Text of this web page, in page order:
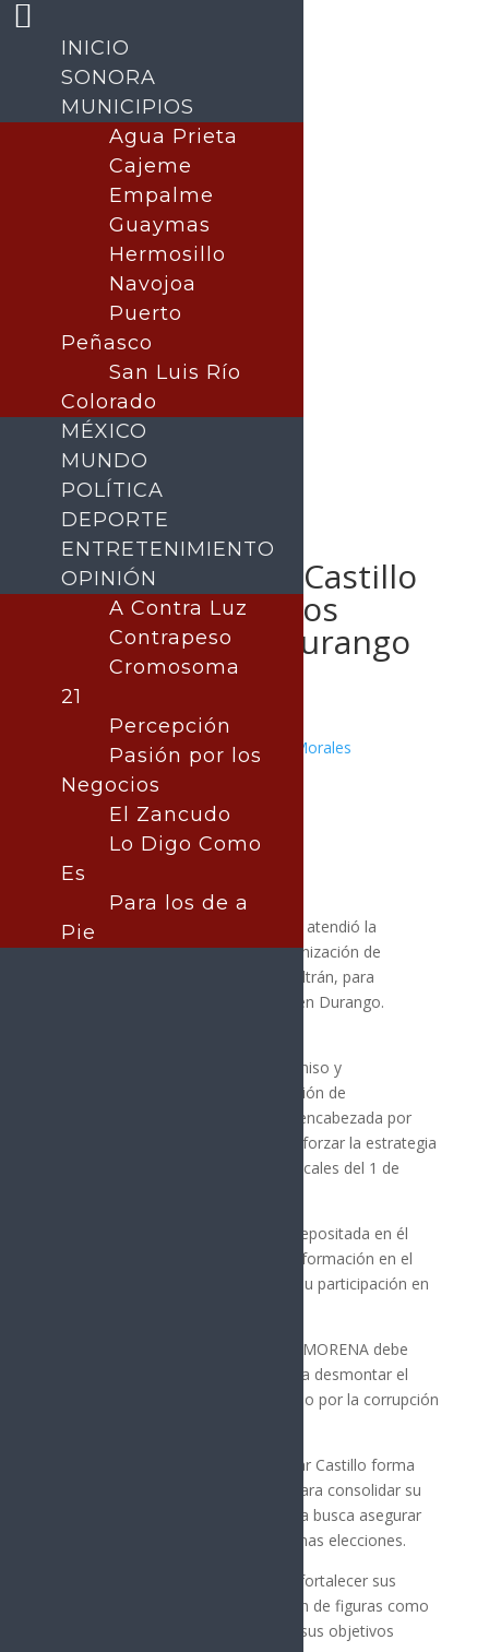
Buscar
Senador Aguilar Castillo
se suma a trabajos
electorales en Durango
Publicado por: Juan Antonio Pérez Morales
POLÍTICA
9 mayo, 2025
El senador Heriberto Aguilar Castillo atendió la
convocatoria del secretario de organización de
MORENA, Andrés Manuel López Beltrán, para
participar en la contienda electoral en Durango.
Aguilar Castillo expresó su compromiso y
responsabilidad al unirse a una reunión de
organización en Durango. Esta fue encabezada por
López Beltrán, con el objetivo de reforzar la estrategia
territorial de cara a las elecciones locales del 1 de
El senador agradeció la confianza depositada en él
para contribuir al avance de la transformación en el
estado. Destacó la importancia de su participación en
Según Aguilar Castillo, en Durango, MORENA debe
reafirmar sus triunfos y trabajar para desmontar el
viejo régimen prianista, caracterizado por la corrupción
La reunión en la que participó Aguilar Castillo forma
parte de los esfuerzos del partido para consolidar su
presencia en el estado. La estrategia busca asegurar
un resultado favorable en las próximas elecciones.
MORENA ha estado trabajando en fortalecer sus
estructuras locales, y la participación de figuras como
Aguilar Castillo es clave para lograr sus objetivos
INICIO
SONORA
MUNICIPIOS
Agua Prieta
Cajeme
Empalme
Guaymas
Hermosillo
Navojoa
Puerto
Peñasco
San Luis Río
Colorado
MÉXICO
MUNDO
POLÍTICA
DEPORTE
ENTRETENIMIENTO
OPINIÓN
A Contra Luz
Contrapeso
Cromosoma
21
Percepción
Pasión por los
Negocios
El Zancudo
Lo Digo Como
Es
Para los de a
Pie